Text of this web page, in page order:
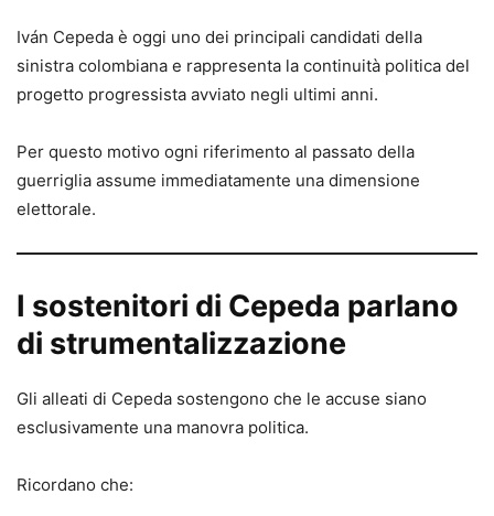
Iván Cepeda è oggi uno dei principali candidati della
sinistra colombiana e rappresenta la continuità politica del
progetto progressista avviato negli ultimi anni.
Per questo motivo ogni riferimento al passato della
guerriglia assume immediatamente una dimensione
elettorale.
I sostenitori di Cepeda parlano
di strumentalizzazione
Gli alleati di Cepeda sostengono che le accuse siano
esclusivamente una manovra politica.
Ricordano che: